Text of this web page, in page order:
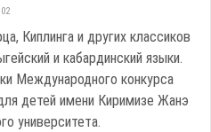
Киплинга и других классиков
и кабардинский языки.
Международного конкурса
детей имени Киримизе Жанэ
университета.